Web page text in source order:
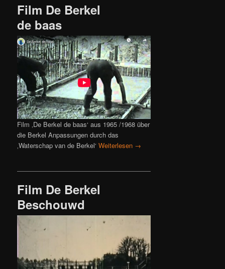
Film De Berkel
de baas
Film ‚De Berkel de baas‘ aus 1965 /1968 über
die Berkel Anpassungen durch das
‚Waterschap van de Berkel‘Weiterlesen →
Film De Berkel
Beschouwd